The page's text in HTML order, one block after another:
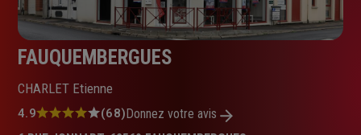
FAUQUEMBERGUES
CHARLET Etienne
Note
4.9 (68)Donnez votre avis